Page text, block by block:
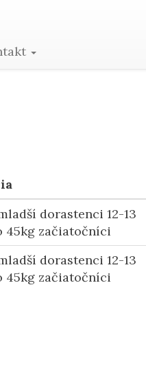
dorastenci 12-13
45kg začiatočníci
dorastenci 12-13
45kg začiatočníci